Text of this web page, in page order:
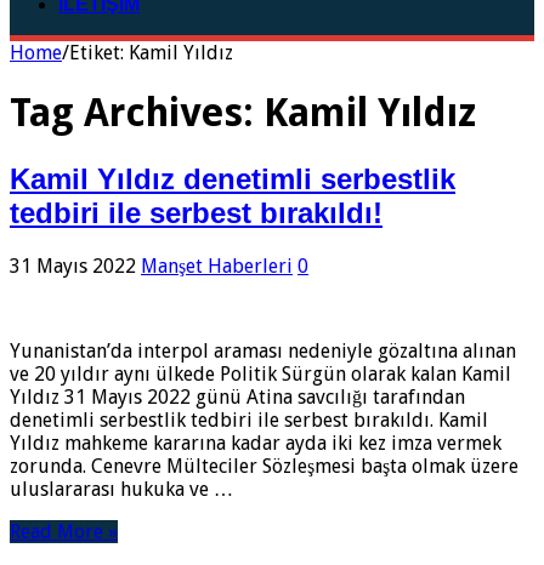
Home/Etiket: Kamil Yıldız
Tag Archives: Kamil Yıldız
Kamil Yıldız denetimli serbestlik
tedbiri ile serbest bırakıldı!
31 Mayıs 2022 Manşet Haberleri 0
Yunanistan’da interpol araması nedeniyle gözaltına alınan
ve 20 yıldır aynı ülkede Politik Sürgün olarak kalan Kamil
Yıldız 31 Mayıs 2022 günü Atina savcılığı tarafından
denetimli serbestlik tedbiri ile serbest bırakıldı. Kamil
Yıldız mahkeme kararına kadar ayda iki kez imza vermek
zorunda. Cenevre Mülteciler Sözleşmesi başta olmak üzere
uluslararası hukuka ve …
Read More »